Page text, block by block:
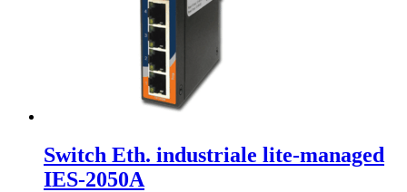
Switch Eth. industriale lite-managed
IES-2050A